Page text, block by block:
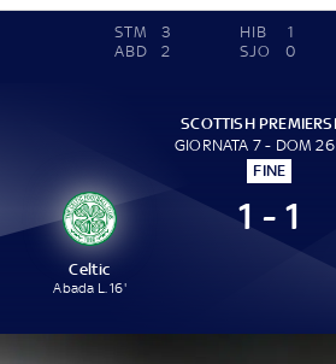
STM
3
ABD
2
HIB
1
SJO
0
SCOTTISH
GIORNATA 7 - DOM 26
FINE
Celtic
Abada L. 16'
1 - 1